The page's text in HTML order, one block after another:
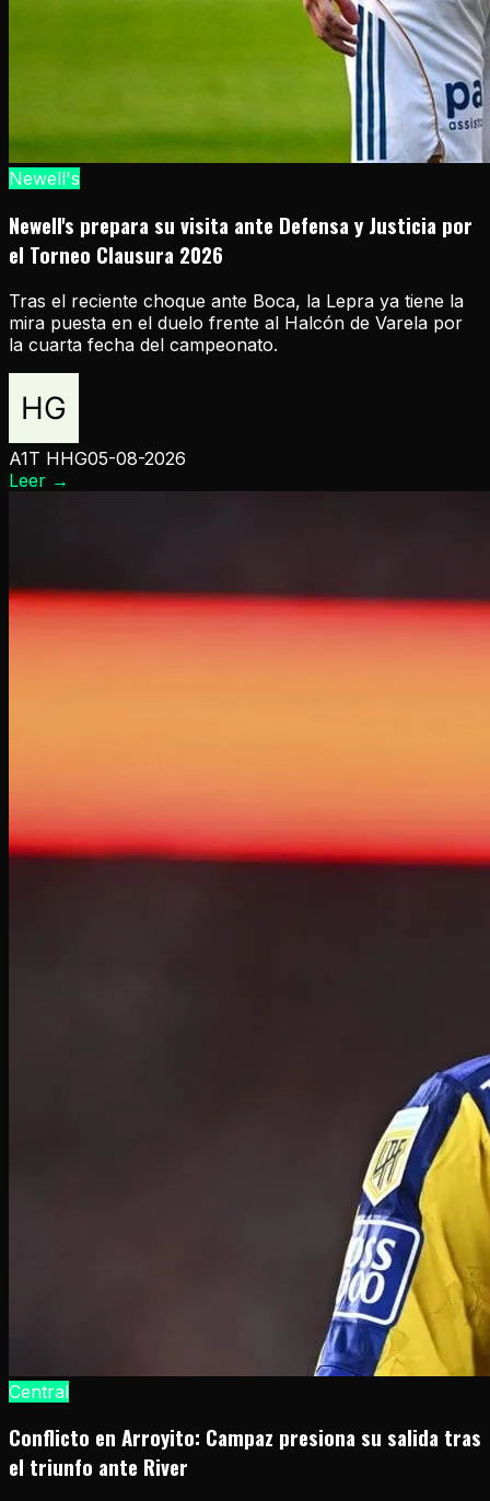
Newell's
Newell's prepara su visita ante Defensa y Justicia por
el Torneo Clausura 2026
Tras el reciente choque ante Boca, la Lepra ya tiene la
mira puesta en el duelo frente al Halcón de Varela por
la cuarta fecha del campeonato.
A1T HHG05-08-2026
Leer →
Central
Conflicto en Arroyito: Campaz presiona su salida tras
el triunfo ante River